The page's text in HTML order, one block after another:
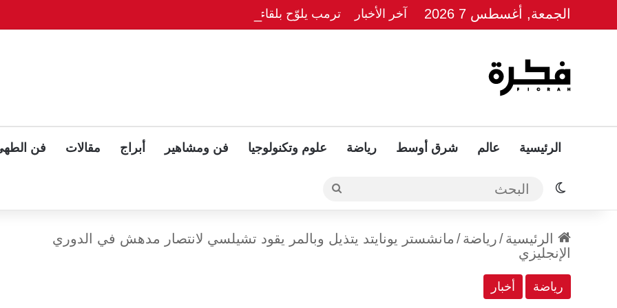
الجمعة, أغسطس 7 2026 آخر الأخبار ترمب يلوّح بلقاء ثلاثي مع بوتين وزيلينسكي بعد قمة ألاسكا
الرئيسية عالم شرق أوسط رياضة علوم وتكنولوجيا فن ومشاهير أبراج مقالات فن
الوضع المظلم البحث
الرئيسية/رياضة/ مانشستر يونايتد يتذيل وبالمر يقود تشيلسي لانتصار مدهش في الدوري
الإنجليزي
رياضة أخبار